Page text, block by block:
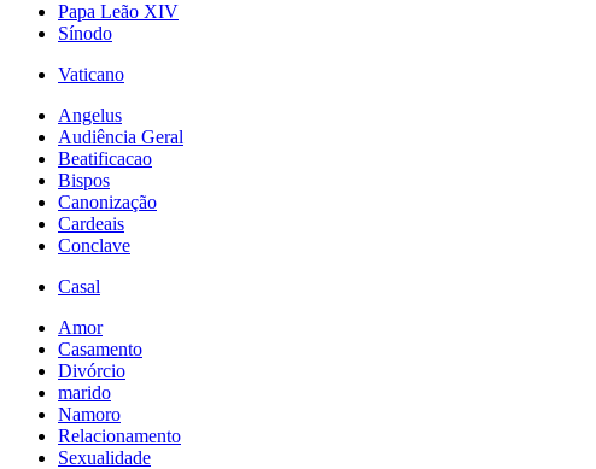
Papa Leão XIV
Sínodo
Vaticano
Angelus
Audiência Geral
Beatificacao
Bispos
Canonização
Cardeais
Conclave
Casal
Amor
Casamento
Divórcio
marido
Namoro
Relacionamento
Sexualidade